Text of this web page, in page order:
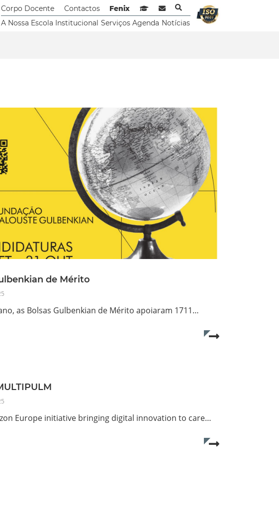
Corpo Docente Contactos Fenix
Sistema de Gestão de Aprendizagem
Webmail
A Nossa Escola Institucional Serviços Agenda Notícias
de Mérito
as Bolsas Gulbenkian de Mérito apoiaram 1711…
Read more...
Europe initiative bringing digital innovation to care…
Read more...